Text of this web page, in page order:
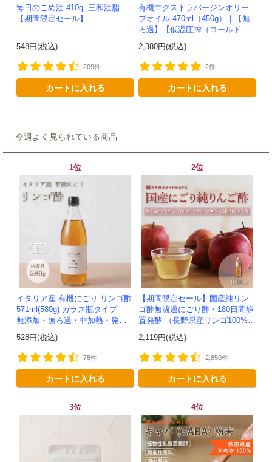
毎日のこめ油 410g -三和油脂-
【期間限定セール】
548円(税込)
209件
カートに入れる
有機エクストラバージンオリー
ブオイル 470ml（450g）｜【無
ろ過】【低温圧搾（コールドプ
レス）製法】イタリア産-かわし
ま屋-
2,380円(税込)
2件
カートに入れる
今週よく見られている商品
1位
イタリア産 有機にごり リンゴ酢
571ml(580g) ガラス瓶タイプ｜
無添加・無ろ過・非加熱・発酵
助剤不使用のアップルサイダー
ビネガー -かわしま屋-
528円(税込)
78件
カートに入れる
2位
【期間限定セール】国産純リン
ゴ酢無濾過にごり酢・180日間静
置発酵 （長野県産リンゴ100%）
-1000ml-かわしま屋-
2,119円(税込)
2,850件
カートに入れる
3位 4位